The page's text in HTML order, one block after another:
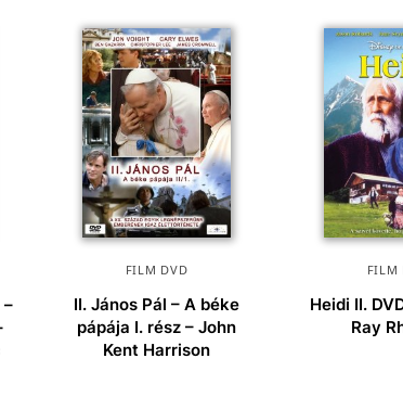
FILM DVD
II. János Pál – A béke
pápája I. rész – John
Kent Harrison
FILM
Heidi II.
Ray